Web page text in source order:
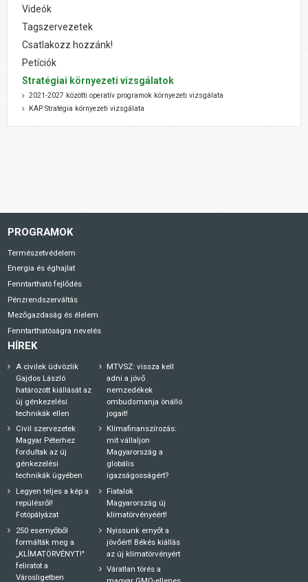
Videók
Tagszervezetek
Csatlakozz hozzánk!
Petíciók
Stratégiai környezeti vizsgálatok
2021-2027 közötti operatív programok környezeti vizsgálata
KAP Stratégia környezeti vizsgálata
PROGRAMOK
Természetvédelem
Energia és éghajlat
Fenntartható fejlődés
Pénzrendszerváltás
Mezőgazdaság és élelem
Fenntarthatóságra nevelés
HÍREK
A civilek üdvözlik
Gajdos László
határozott kiállását az
új génkezelési
technikák ellen
Civil szervezetek
Magyar Péterhez
fordultak az új
génkezelési
technikák ügyében
Legyen teljes a kép a
repülésről!
Fotópályázat
250 esernyőből
formálták meg a
„KLÍMATÖRVÉNYT!"
feliratot a
Városligetben
MTVSZ: vissza kell
adni a jövő
nemzedékek
ombudsmanja önálló
jogait!
Klímafinanszírozás:
mit vállaljon
Magyarország a
globális
igazságosságért?
Fiatalok
Magyarország új
klímatörvényéért!
Nyissunk ernyőt a
jövőért! Békés kiállás
az új klímatörvényért
Váratlan törés a